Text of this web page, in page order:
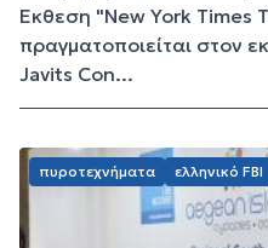
Έκθεση "New York Times
πραγματοποιείται στον
Javits Con...
πυροτεχνήματα ελληνικό FBI